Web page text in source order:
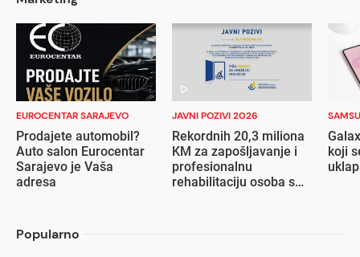
EUROCENTAR SARAJEVO
Prodajete automobil?
Auto salon Eurocentar
Sarajevo je Vaša
adresa
JAVNI POZIVI 2026
Rekordnih 20,3 miliona
KM za zapošljavanje i
profesionalnu
rehabilitaciju osoba s
koji
Popularno